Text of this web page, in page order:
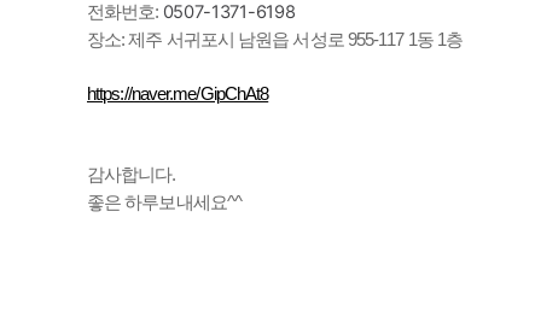
전화번호: 0507-1371-6198
장소: 제주 서귀포시 남원읍 서성로 955-117 1동 1층
https://naver.me/GipChAt8
감사합니다.
좋은 하루보내세요^^